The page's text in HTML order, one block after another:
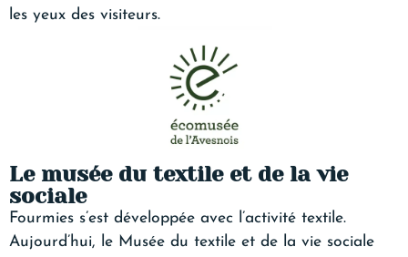
les yeux des visiteurs.
Le musée du textile et de la vie
sociale
Fourmies s’est développée avec l’activité textile.
Aujourd’hui, le Musée du textile et de la vie sociale